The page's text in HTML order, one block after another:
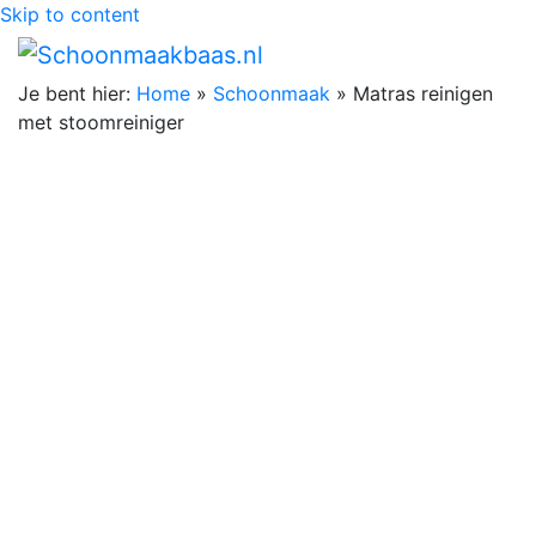
Skip to content
Je bent hier: Home » Schoonmaak » Matras reinigen
met stoomreiniger